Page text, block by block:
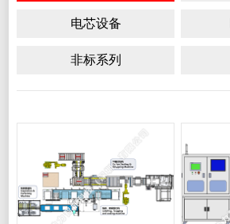
电芯设备
非标系列